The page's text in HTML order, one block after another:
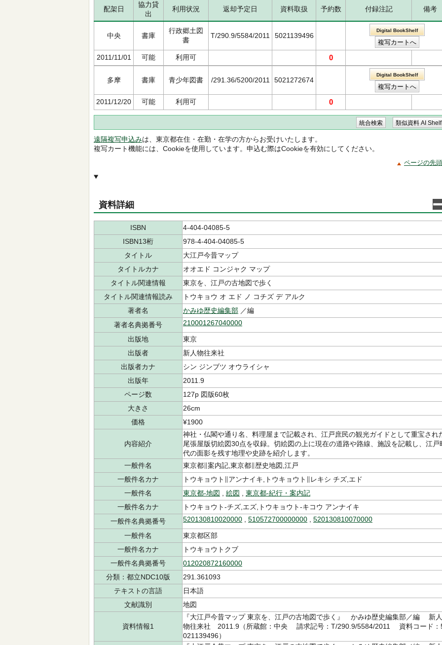
配架日
協力貸
出
利用状況 返却予定日 資料取扱 予約数 付録注記 備考
中央 書庫
行政郷土図
書
T/290.9/5584/2011 5021139496
Digital BookShelf
2011/11/01 可能 利用可 0
多摩 書庫 青少年図書 /291.36/5200/2011 5021272674
Digital BookShelf
2011/12/20 可能 利用可 0
遠隔複写申込みは、東京都在住・在勤・在学の方からお受けいたします。
複写カート機能には、Cookieを使用しています。申込む際はCookieを有効にしてください。
ページの先
資料詳細
ISBN
4-404-04085-5
ISBN13桁
978-4-404-04085-5
タイトル
大江戸今昔マップ
タイトルカナ
オオエド コンジャク マップ
タイトル関連情報
東京を、江戸の古地図で歩く
タイトル関連情報読み
トウキョウ オ エド ノ コチズ デ アルク
著者名
かみゆ歴史編集部 ／編
著者名典拠番号
210001267040000
出版地
東京
出版者
新人物往来社
出版者カナ
シン ジンブツ オウライシャ
出版年
2011.9
ページ数
127p 図版60枚
大きさ
26cm
価格
¥1900
内容紹介
神社・仏閣や通り名、料理屋まで記載され、江戸庶民の観光ガイドとして重宝され
尾張屋版切絵図30点を収録。切絵図の上に現在の道路や路線、施設を記載し、江戸
代の面影を残す地理や史跡を紹介します。
一般件名
東京都∥案内記,東京都∥歴史地図,江戸
一般件名カナ
トウキョウト∥アンナイキ,トウキョウト∥レキシ チズ,エド
一般件名
東京都-地図 絵図
東京都-紀行・案内記
一般件名カナ
トウキョウト-チズ,エズ,トウキョウト-キコウ アンナイキ
一般件名典拠番号
520130810020000 510572700000000 520130810070000
一般件名
東京都区部
一般件名カナ
トウキョウトクブ
一般件名典拠番号
012020872160000
分類：都立NDC10版
291.361093
テキストの言語
日本語
文献識別
地図
資料情報1
『大江戸今昔マップ 東京を、江戸の古地図で歩く』 かみゆ歴史編集部／編 新人
物往来社 2011.9（所蔵館：中央 請求記号：T/290.9/5584/2011 資料コード：
021139496）